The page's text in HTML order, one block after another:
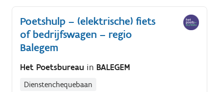
Poetshulp – (elektrische) fiets
of bedrijfswagen – regio
Balegem
Het Poetsbureau in BALEGEM
Dienstenchequebaan